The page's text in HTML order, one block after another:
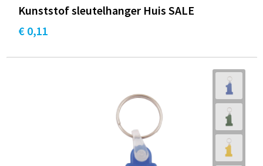
Kunststof sleutelhanger Huis SALE
€ 0,11